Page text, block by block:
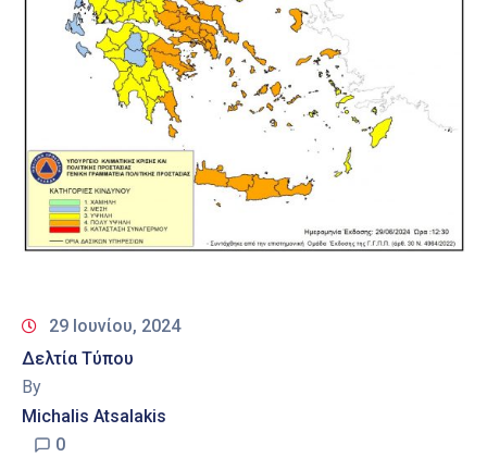
Επικοινωνία
29 Ιουνίου, 2024
Δελτία Τύπου
By
Michalis Atsalakis
0